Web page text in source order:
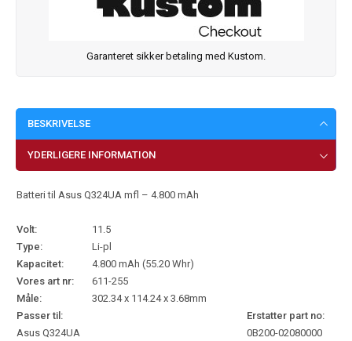
Garanteret sikker betaling med Kustom.
BESKRIVELSE
YDERLIGERE INFORMATION
Batteri til Asus Q324UA mfl – 4.800 mAh
Volt:
11.5
Type:
Li-pl
Kapacitet:
4.800 mAh (55.20 Whr)
Vores art nr:
611-255
Måle:
302.34 x 114.24 x 3.68mm
Passer til:
Erstatter part no:
Asus Q324UA
0B200-02080000